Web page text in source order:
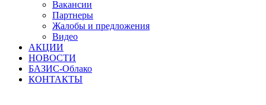
Вакансии
Партнеры
Жалобы и предложения
Видео
АКЦИИ
НОВОСТИ
БАЗИС-Облако
КОНТАКТЫ